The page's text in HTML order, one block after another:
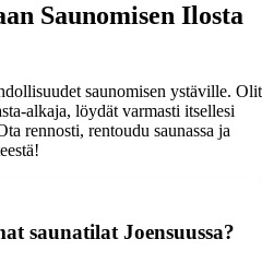
Saunomisen Ilosta
saunomisen ystäville. Olit
alkaja, löydät varmasti itsellesi
rennosti, rentoudu saunassa ja
saunatilat Joensuussa?